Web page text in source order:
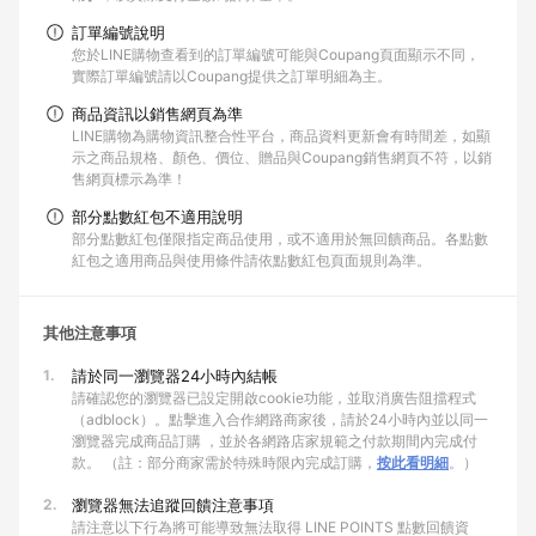
訂單編號說明
您於LINE購物查看到的訂單編號可能與Coupang頁面顯示不同，
實際訂單編號請以Coupang提供之訂單明細為主。
商品資訊以銷售網頁為準
LINE購物為購物資訊整合性平台，商品資料更新會有時間差，如顯
示之商品規格、顏色、價位、贈品與Coupang銷售網頁不符，以銷
售網頁標示為準！
部分點數紅包不適用說明
部分點數紅包僅限指定商品使用，或不適用於無回饋商品。各點數
紅包之適用商品與使用條件請依點數紅包頁面規則為準。
其他注意事項
1. 請於同一瀏覽器24小時內結帳
請確認您的瀏覽器已設定開啟cookie功能，並取消廣告阻擋程式
（adblock）。點擊進入合作網路商家後，請於24小時內並以同一
瀏覽器完成商品訂購 ，並於各網路店家規範之付款期間內完成付
款。 （註：部分商家需於特殊時限內完成訂購， 按此看明細。）
2. 瀏覽器無法追蹤回饋注意事項
請注意以下行為將可能導致無法取得 LINE POINTS 點數回饋資